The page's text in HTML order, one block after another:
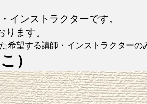
インストラクターです。
ます。
希望する講師・インストラクターの
）